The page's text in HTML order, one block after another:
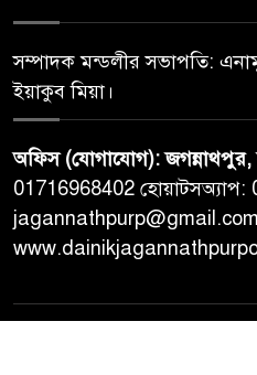
সম্পাদক মন্ডলীর সভাপতি:
ইয়াকুব মিয়া।
অফিস (যোগাযোগ): জগন্নাথপুর,
01716968402
jagannathpurp@gmail.com